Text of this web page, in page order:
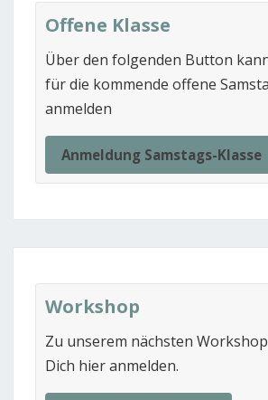
Offene Klasse
Über den folgenden Button
für die kommende offene
anmelden
Anmeldung Samstags-Klasse
Workshop
Zu unserem nächsten
Dich hier anmelden.